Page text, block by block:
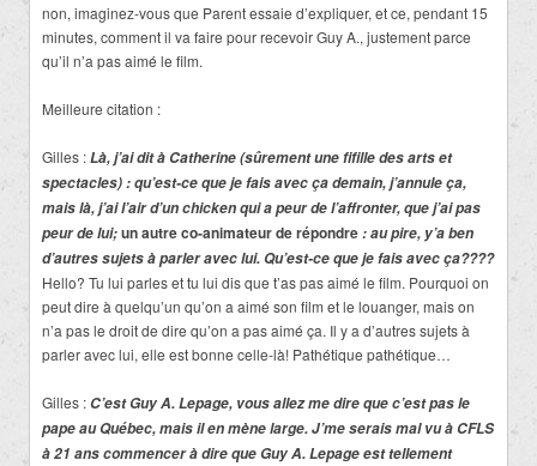
non, imaginez-vous que Parent essaie d’expliquer, et ce, pendant 15
minutes, comment il va faire pour recevoir Guy A., justement parce
qu’il n’a pas aimé le film.
Meilleure citation :
Gilles :Là, j’ai dit à Catherine (sûrement une fifille des arts et
spectacles) : qu’est-ce que je fais avec ça demain, j’annule ça,
mais là, j’ai l’air d’un chicken qui a peur de l’affronter, que j’ai pas
peur de lui;un autre co-animateur de répondre: au pire, y’a ben
d’autres sujets à parler avec lui. Qu’est-ce que je fais avec ça????
Hello? Tu lui parles et tu lui dis que t’as pas aimé le film. Pourquoi on
peut dire à quelqu’un qu’on a aimé son film et le louanger, mais on
n’a pas le droit de dire qu’on a pas aimé ça. Il y a d’autres sujets à
parler avec lui, elle est bonne celle-là! Pathétique pathétique…
Gilles : C’est Guy A. Lepage, vous allez me dire que c’est pas le
pape au Québec, mais il en mène large. J’me serais mal vu à CFLS
à 21 ans commencer à dire que Guy A. Lepage est tellement